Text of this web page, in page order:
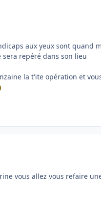
aux yeux sont quand
repéré dans son lieu
la t'ite opération et
vous allez vous refaire